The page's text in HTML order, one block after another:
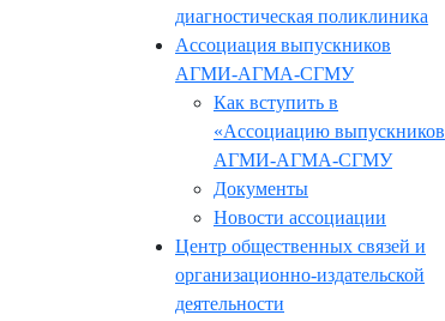
диагностическая поликлиника
Ассоциация выпускников
АГМИ-АГМА-СГМУ
Как вступить в
«Ассоциацию выпускников
АГМИ-АГМА-СГМУ
Документы
Новости ассоциации
Центр общественных связей и
организационно-издательской
деятельности